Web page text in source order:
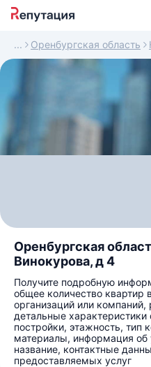
Оренбургская область
Оренбургская
Винокурова, д 4
Получите подробную
общее количество квартир
организаций или
детальные характеристики
постройки, этажность, тип
материалы, информация
название, контактные
предоставляемых услуг